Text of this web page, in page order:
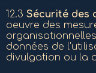
12.3 Sécurité des
oeuvre des
données de
divulgation ou la